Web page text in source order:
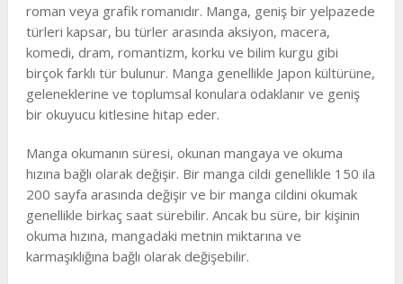
roman veya grafik romanıdır. Manga, geniş bir yelpazede
türleri kapsar, bu türler arasında aksiyon, macera,
komedi, dram, romantizm, korku ve bilim kurgu gibi
birçok farklı tür bulunur. Manga genellikle Japon kültürüne,
geleneklerine ve toplumsal konulara odaklanır ve geniş
bir okuyucu kitlesine hitap eder.
Manga okumanın süresi, okunan mangaya ve okuma
hızına bağlı olarak değişir. Bir manga cildi genellikle 150 ila
200 sayfa arasında değişir ve bir manga cildini okumak
genellikle birkaç saat sürebilir. Ancak bu süre, bir kişinin
okuma hızına, mangadaki metnin miktarına ve
karmaşıklığına bağlı olarak değişebilir.